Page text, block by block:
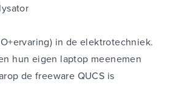
in de elektrotechniek.
hun eigen laptop meenemen
de freeware QUCS is